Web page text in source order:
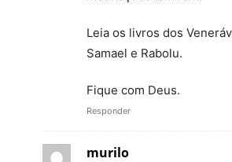
Leia os livros dos
Samael e Rabolu.
Fique com Deus.
Responder
murilo